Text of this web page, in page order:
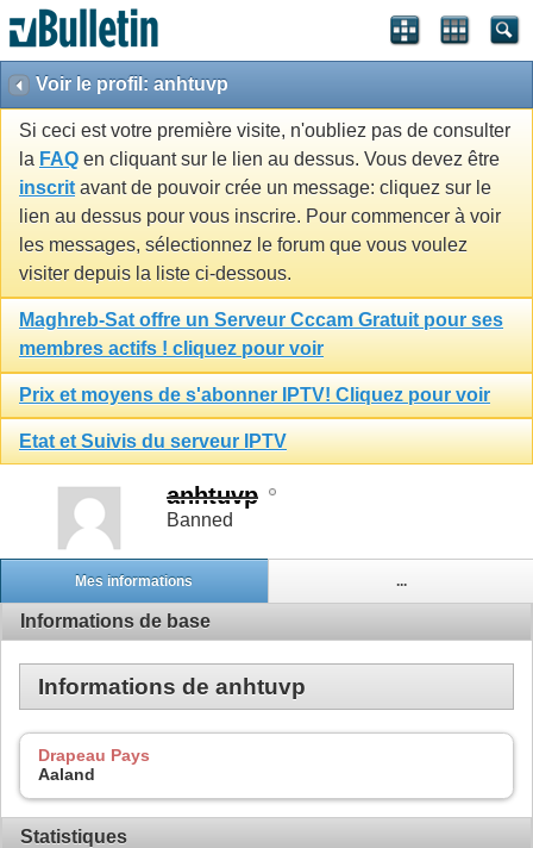
Voir le profil: anhtuvp
Si ceci est votre première visite, n'oubliez pas de consulter
la FAQ en cliquant sur le lien au dessus. Vous devez être
inscrit avant de pouvoir crée un message: cliquez sur le
lien au dessus pour vous inscrire. Pour commencer à voir
les messages, sélectionnez le forum que vous voulez
visiter depuis la liste ci-dessous.
Maghreb-Sat offre un Serveur Cccam Gratuit pour ses
membres actifs ! cliquez pour voir
Prix et moyens de s'abonner IPTV! Cliquez pour voir
Etat et Suivis du serveur IPTV
anhtuvp
Banned
Mes informations ...
Informations de base
Informations de anhtuvp
Drapeau Pays
Aaland
Statistiques